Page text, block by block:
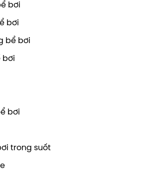
bơi
bơi
bể bơi
bơi
bơi
trong suốt